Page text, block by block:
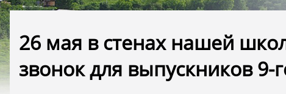
26 мая в стенах нашей
звонок для выпускников 9-